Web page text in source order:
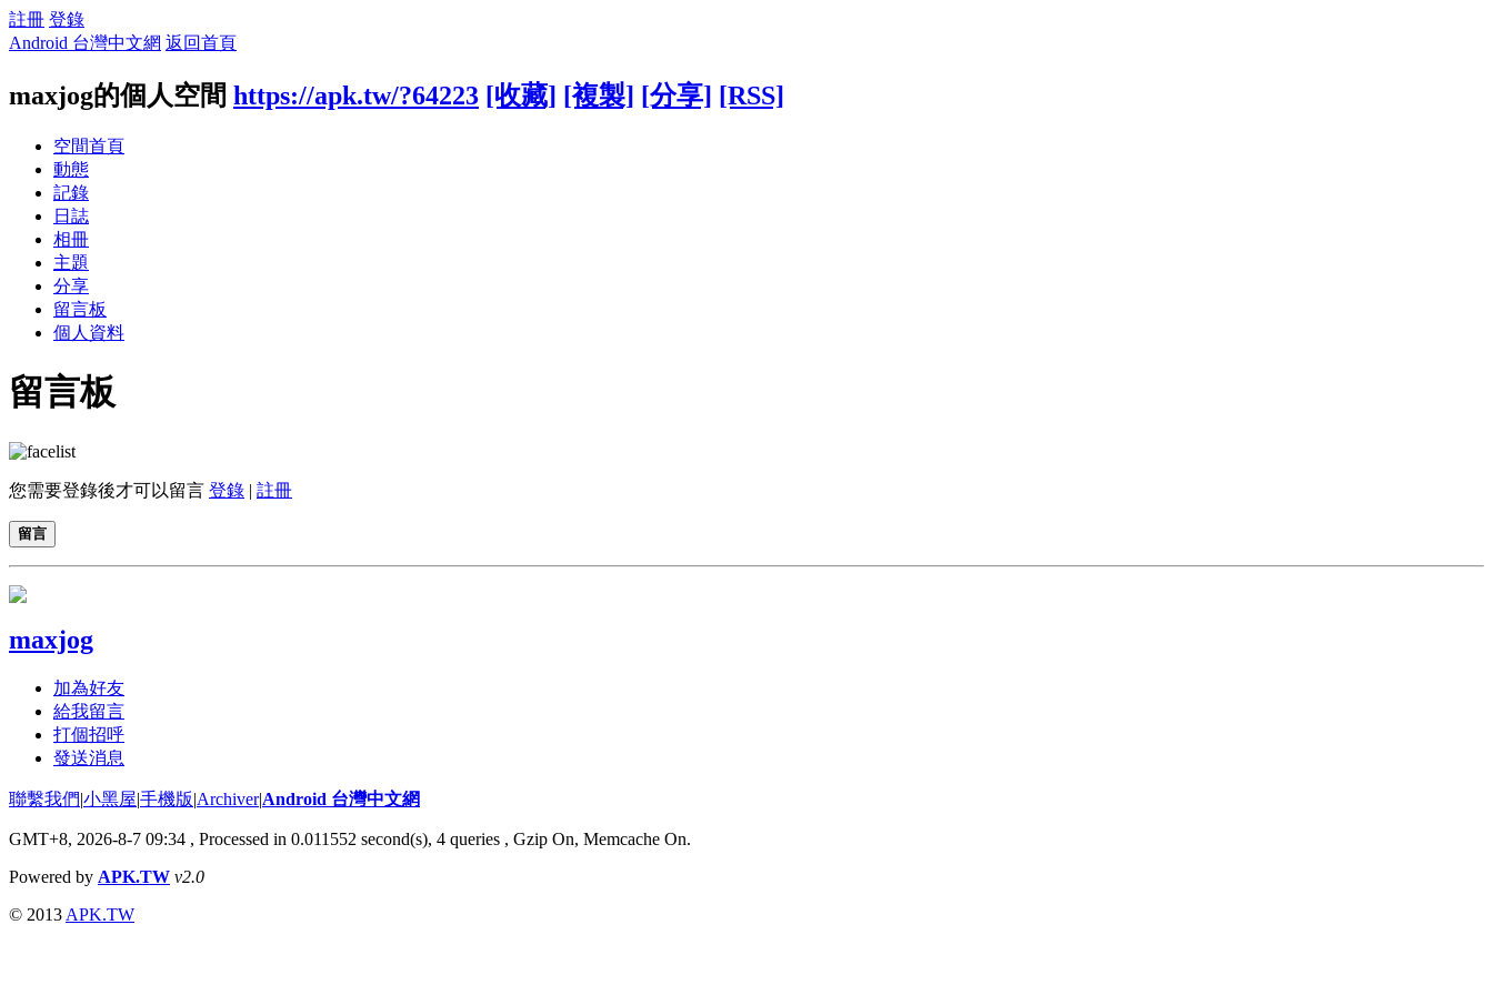
註冊 登錄
Android 台灣中文網 返回首頁
maxjog的個人空間 https://apk.tw/?64223 [收藏] [複製] [分享] [RSS]
空間首頁
動態
記錄
日誌
相冊
主題
分享
留言板
個人資料
留言板
您需要登錄後才可以留言 登錄 | 註冊
留言
maxjog
加為好友
給我留言
打個招呼
發送消息
聯繫我們|小黑屋|手機版|Archiver|Android 台灣中文網
GMT+8, 2026-8-7 09:34 , Processed in 0.011552 second(s), 4 queries , Gzip On, Memcache On.
Powered by APK.TW v2.0
© 2013 APK.TW